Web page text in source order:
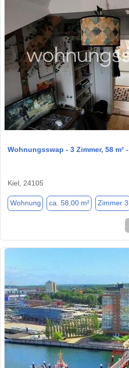
Wohnungsswap - 3 Zimmer, 58 m²
Kiel, 24105
Wohnung ca. 58,00 m² Zimmer 3